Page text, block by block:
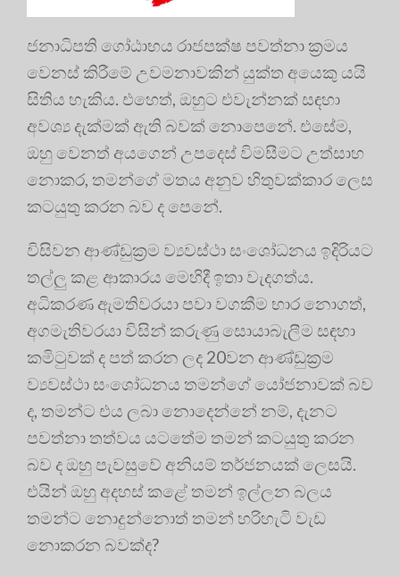
ජනාධිපති ගෝඨාභය රාජපක්ෂ පවත්නා ක්‍රමය
වෙනස් කිරීමේ උවමනාවකින් යුක්ත අයෙකු යයි
සිතිය හැකිය. එහෙත්, ඔහුට එවැන්නක් සඳහා
අවශ්‍ය දැක්මක් ඇති බවක් නොපෙනේ. එසේම,
ඔහු වෙනත් අයගෙන් උපදෙස් විමසීමට උත්සාහ
නොකර, තමන්ගේ මතය අනුව හිතුවක්කාර ලෙස
කටයුතු කරන බව ද පෙනේ.
විසිවන ආණ්ඩුක්‍රම ව්‍යවස්ථා සංශෝධනය ඉදිරියට
තල්ලු කළ ආකාරය මෙහිදී ඉතා වැදගත්ය.
අධිකරණ ඇමතිවරයා පවා වගකීම භාර නොගත්,
අගමැතිවරයා විසින් කරුණු සොයාබැලීම සඳහා
කමිටුවක් ද පත් කරන ලද 20වන ආණ්ඩුක්‍රම
ව්‍යවස්ථා සංශෝධනය තමන්ගේ යෝජනාවක් බව
ද, තමන්ට එය ලබා නොදෙන්නේ නම්, දැනට
පවත්නා තත්වය යටතේම තමන් කටයුතු කරන
බව ද ඔහු පැවසුවේ අනියම් තර්ජනයක් ලෙසයි.
එයින් ඔහු අදහස් කළේ තමන් ඉල්ලන බලය
තමන්ට නොදුන්නොත් තමන් හරිහැටි වැඩ
නොකරන බවක්ද?